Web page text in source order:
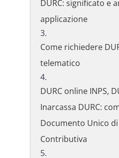
DURC: significato e
applicazione
Come richiedere
telematico
DURC online INPS,
Inarcassa DURC:
Documento Unico
Contributiva